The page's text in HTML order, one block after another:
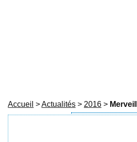
Accueil >Actualités > 2016 >